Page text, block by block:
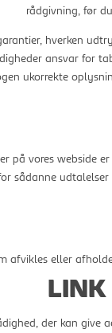
rådgivning, før
hverken
ansvar for
ukorrekte
på vores webside
sådanne
afvikles eller
LINK
der kan give